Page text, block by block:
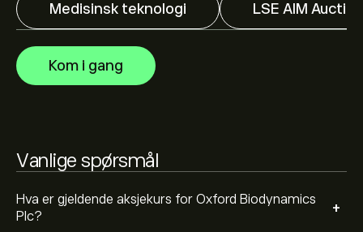
Medisinsk teknologi LSE AIM Auction
Kom i gang
Vanlige spørsmål
Hva er gjeldende aksjekurs for Oxford Biodynamics
Plc?
+
Analytikere gir forventninger for Oxford Biodynamics
Plc basert på markedstrender, finansielle rapporter og
forventet vekst. Sjekk de nyeste forventningene for
fremtidige prisbevegelser.
Markedsverdien til Oxford Biodynamics Plc er 4.51M‎p‎